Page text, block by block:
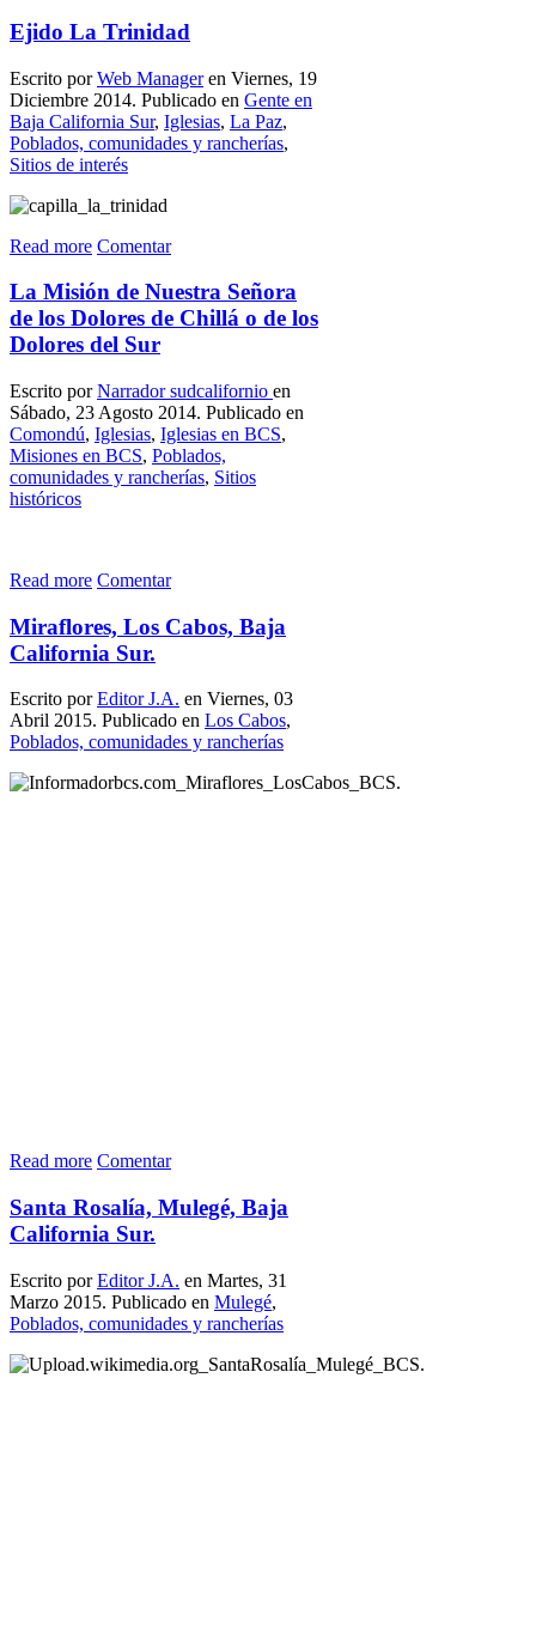
Ejido La Trinidad
Escrito porWeb Manageren Viernes, 19
Diciembre 2014. Publicado en Gente en
Baja California Sur, Iglesias, La Paz,
Poblados, comunidades y rancherías,
Sitios de interés
Read more Comentar
La Misión de Nuestra Señora
de los Dolores de Chillá o de los
Dolores del Sur
Escrito porNarrador sudcalifornio en
Sábado, 23 Agosto 2014. Publicado en
Comondú, Iglesias, Iglesias en BCS,
Misiones en BCS, Poblados,
comunidades y rancherías, Sitios
históricos
Read more Comentar
Miraflores, Los Cabos, Baja
California Sur.
Escrito porEditor J.A. en Viernes, 03
Abril 2015. Publicado en Los Cabos,
Poblados, comunidades y rancherías
Read more Comentar
Santa Rosalía, Mulegé, Baja
California Sur.
Escrito porEditor J.A. en Martes, 31
Marzo 2015. Publicado en Mulegé,
Poblados, comunidades y rancherías